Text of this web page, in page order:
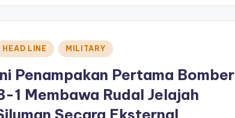
HEAD LINE MILITARY
Penampakan Pertama Bomber
1 Membawa Rudal Jelajah